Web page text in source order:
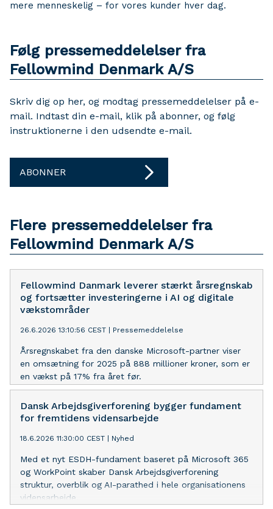
mere menneskelig – for vores kunder hver dag.
Følg pressemeddelelser fra
Fellowmind Denmark A/S
Skriv dig op her, og modtag pressemeddelelser på e-
mail. Indtast din e-mail, klik på abonner, og følg
instruktionerne i den udsendte e-mail.
ABONNER
Flere pressemeddelelser fra
Fellowmind Denmark A/S
Fellowmind Danmark leverer stærkt årsregnskab
og fortsætter investeringerne i AI og digitale
vækstområder
26.6.2026 13:10:56 CEST Pressemeddelelse
Årsregnskabet fra den danske Microsoft-partner viser
en omsætning for 2025 på 888 millioner kroner, som er
en vækst på 17% fra året før.
Dansk Arbejdsgiverforening bygger fundament
for fremtidens vidensarbejde
18.6.2026 11:30:00 CEST Nyhed
Med et nyt ESDH-fundament baseret på Microsoft 365
og WorkPoint skaber Dansk Arbejdsgiverforening
struktur, overblik og AI-parathed i hele organisationens
vidensarbejde.